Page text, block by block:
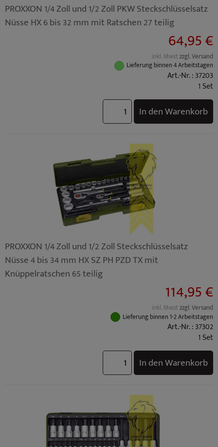
PROXXON 1/4 Zoll und 1/2 Zoll PKW Steckschlüsselsatz
Nüsse HX 6 bis 32 mm mit Ratschen 27 teilig
64,95 €
inkl. Mwstzzgl. Versand
Lieferung binnen 4 Arbeitstagen
Art.-Nr. : 37203
1 Set
In den Warenkorb
PROXXON 1/4 Zoll und 1/2 Zoll Steckschlüsselsatz
Nüsse 4 bis 34 mm HX SZ PH PZD TX mit
Knüppelratschen 65 teilig
114,95 €
inkl. Mwstzzgl. Versand
Lieferung binnen 1-2 Arbeitstagen
Art.-Nr. : 37302
1 Set
In den Warenkorb